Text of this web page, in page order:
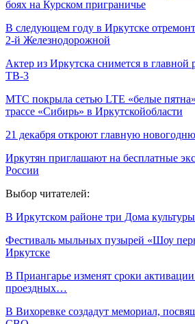
боях на Курском приграничье
В следующем году в Иркутске
2-й Железнодорожной
Актер из Иркутска снимется в главной
ТВ-3
МТС покрыла сетью LTE «белые
трассе «Сибирь» в Иркутскойобласти
21 декабря откроют главную
Иркутян приглашают на бесплатные
России
Выбор читателей:
В Иркутском районе три Дома
Фестиваль мыльных пузырей «Шоу
Иркутске
В Приангарье изменят сроки
проездных…
В Вихоревке создадут мемориал,